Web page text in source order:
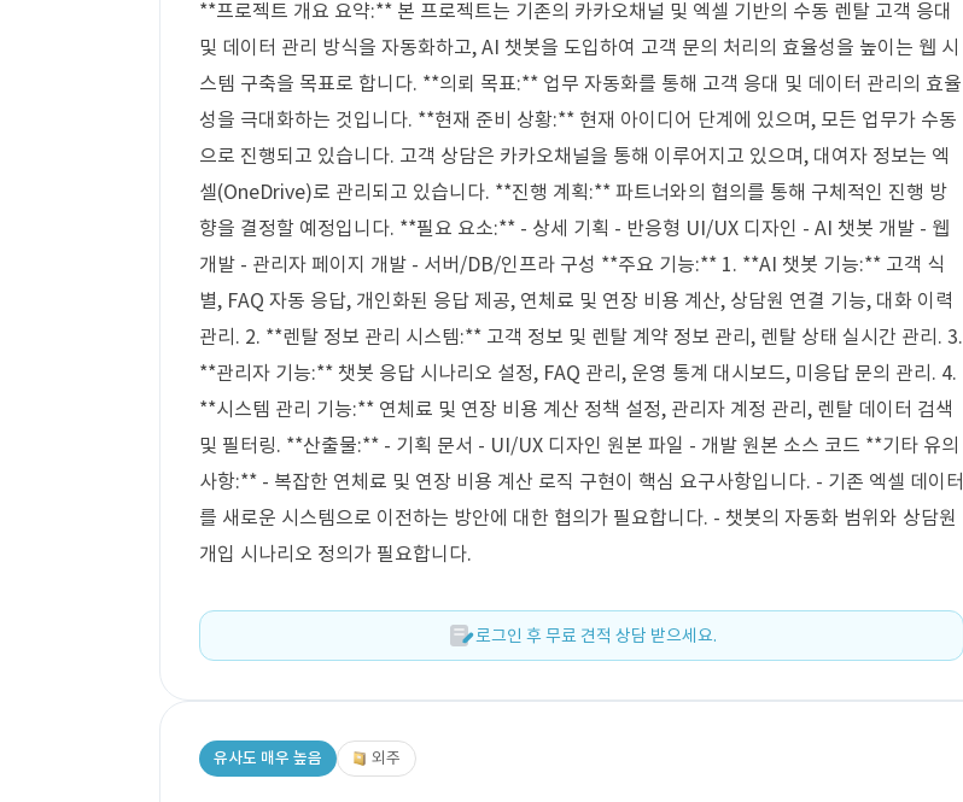
**프로젝트 개요 요약:** 본 프로젝트는 기존의 카카오채널 및 엑셀 기반의 수동 렌탈 고객 응대
및 데이터 관리 방식을 자동화하고, AI 챗봇을 도입하여 고객 문의 처리의 효율성을 높이는 웹 시
스템 구축을 목표로 합니다. **의뢰 목표:** 업무 자동화를 통해 고객 응대 및 데이터 관리의 효율
성을 극대화하는 것입니다. **현재 준비 상황:** 현재 아이디어 단계에 있으며, 모든 업무가 수동
으로 진행되고 있습니다. 고객 상담은 카카오채널을 통해 이루어지고 있으며, 대여자 정보는 엑
셀(OneDrive)로 관리되고 있습니다. **진행 계획:** 파트너와의 협의를 통해 구체적인 진행 방
향을 결정할 예정입니다. **필요 요소:** - 상세 기획 - 반응형 UI/UX 디자인 - AI 챗봇 개발 - 웹
개발 - 관리자 페이지 개발 - 서버/DB/인프라 구성 **주요 기능:** 1. **AI 챗봇 기능:** 고객 식
별, FAQ 자동 응답, 개인화된 응답 제공, 연체료 및 연장 비용 계산, 상담원 연결 기능, 대화 이력
관리. 2. **렌탈 정보 관리 시스템:** 고객 정보 및 렌탈 계약 정보 관리, 렌탈 상태 실시간 관리. 3.
**관리자 기능:** 챗봇 응답 시나리오 설정, FAQ 관리, 운영 통계 대시보드, 미응답 문의 관리. 4.
**시스템 관리 기능:** 연체료 및 연장 비용 계산 정책 설정, 관리자 계정 관리, 렌탈 데이터 검색
및 필터링. **산출물:** - 기획 문서 - UI/UX 디자인 원본 파일 - 개발 원본 소스 코드 **기타 유의
사항:** - 복잡한 연체료 및 연장 비용 계산 로직 구현이 핵심 요구사항입니다. - 기존 엑셀 데이터
를 새로운 시스템으로 이전하는 방안에 대한 협의가 필요합니다. - 챗봇의 자동화 범위와 상담원
개입 시나리오 정의가 필요합니다.
로그인 후 무료 견적 상담 받으세요.
유사도 매우 높음 외주